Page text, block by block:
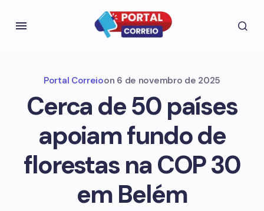
Portal Correioon 6 de novembro de 2025
Cerca de 50 países
apoiam fundo de
florestas na COP 30
em Belém